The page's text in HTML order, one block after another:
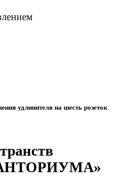
удлинителя на шесть розеток